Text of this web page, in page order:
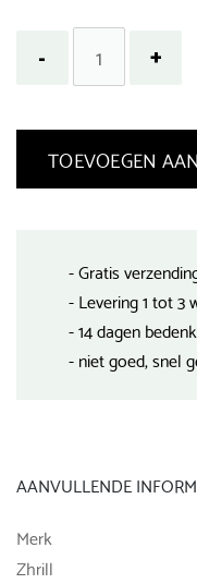
TOEVOEGEN
- Gratis
- Levering 1 tot 3
- 14 dagen
- niet goed, snel
AANVULLENDE
Merk
Zhrill